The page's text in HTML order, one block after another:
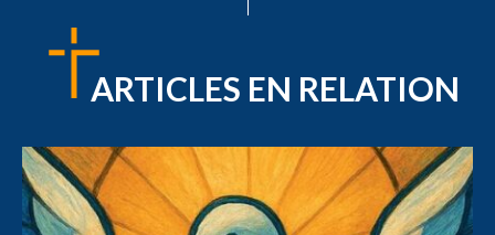
ARTICLES EN RELATION